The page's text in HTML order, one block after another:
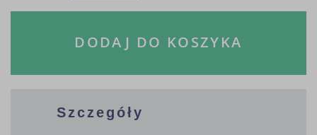
DODAJ DO KOSZYKA
Szczegóły